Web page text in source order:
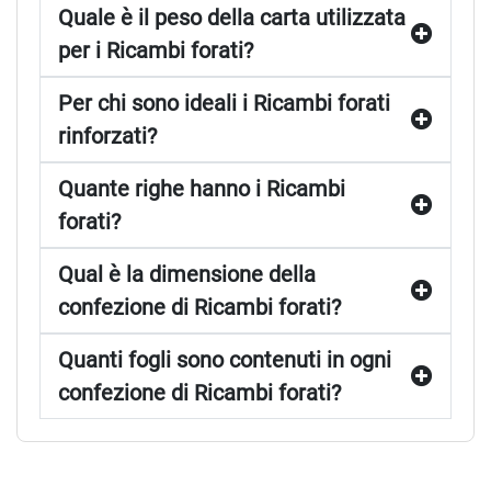
Quale è il peso della carta utilizzata
per i Ricambi forati?
Per chi sono ideali i Ricambi forati
rinforzati?
Quante righe hanno i Ricambi
forati?
Qual è la dimensione della
confezione di Ricambi forati?
Quanti fogli sono contenuti in ogni
confezione di Ricambi forati?